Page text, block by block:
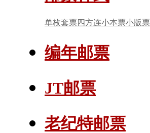
单枚套票 四方连小本票小版票
编年邮票
JT邮票
老纪特邮票